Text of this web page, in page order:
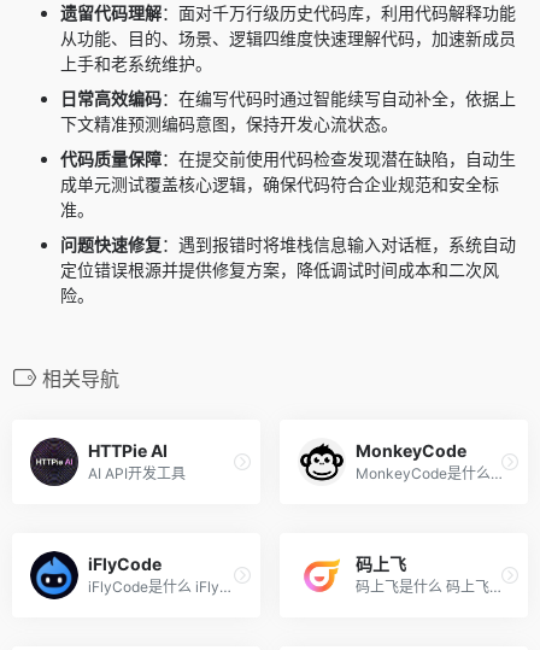
遗留代码理解：面对千万行级历史代码库，利用代码解释功能
从功能、目的、场景、逻辑四维度快速理解代码，加速新成员
上手和老系统维护。
日常高效编码：在编写代码时通过智能续写自动补全，依据上
下文精准预测编码意图，保持开发心流状态。
代码质量保障：在提交前使用代码检查发现潜在缺陷，自动生
成单元测试覆盖核心逻辑，确保代码符合企业规范和安全标
准。
问题快速修复：遇到报错时将堆栈信息输入对话框，系统自动
定位错误根源并提供修复方案，降低调试时间成本和二次风
险。
相关导航
HTTPie AI
AI API开发工具
MonkeyCode
MonkeyCode是什么 MonkeyCode...
iFlyCode
iFlyCode是什么 iFlyCode （...
码上飞
码上飞是什么 码上飞（CodeFl...